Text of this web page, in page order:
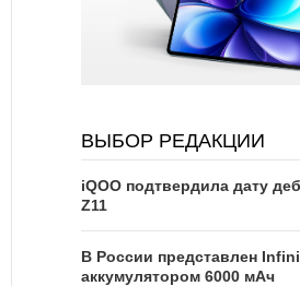
ВЫБОР РЕДАКЦИИ
iQOO подтвердила дату
Z11
В России представлен
аккумулятором 6000 мАч